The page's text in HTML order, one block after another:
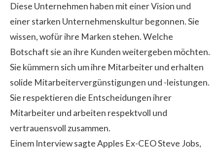
Diese Unternehmen haben mit einer Vision und
einer starken Unternehmenskultur begonnen. Sie
wissen, wofür ihre Marken stehen. Welche
Botschaft sie an ihre Kunden weitergeben möchten.
Sie kümmern sich um ihre Mitarbeiter und erhalten
solide Mitarbeitervergünstigungen und -leistungen.
Sie respektieren die Entscheidungen ihrer
Mitarbeiter und arbeiten respektvoll und
vertrauensvoll zusammen.
Einem Interview sagte Apples Ex-CEO Steve Jobs,